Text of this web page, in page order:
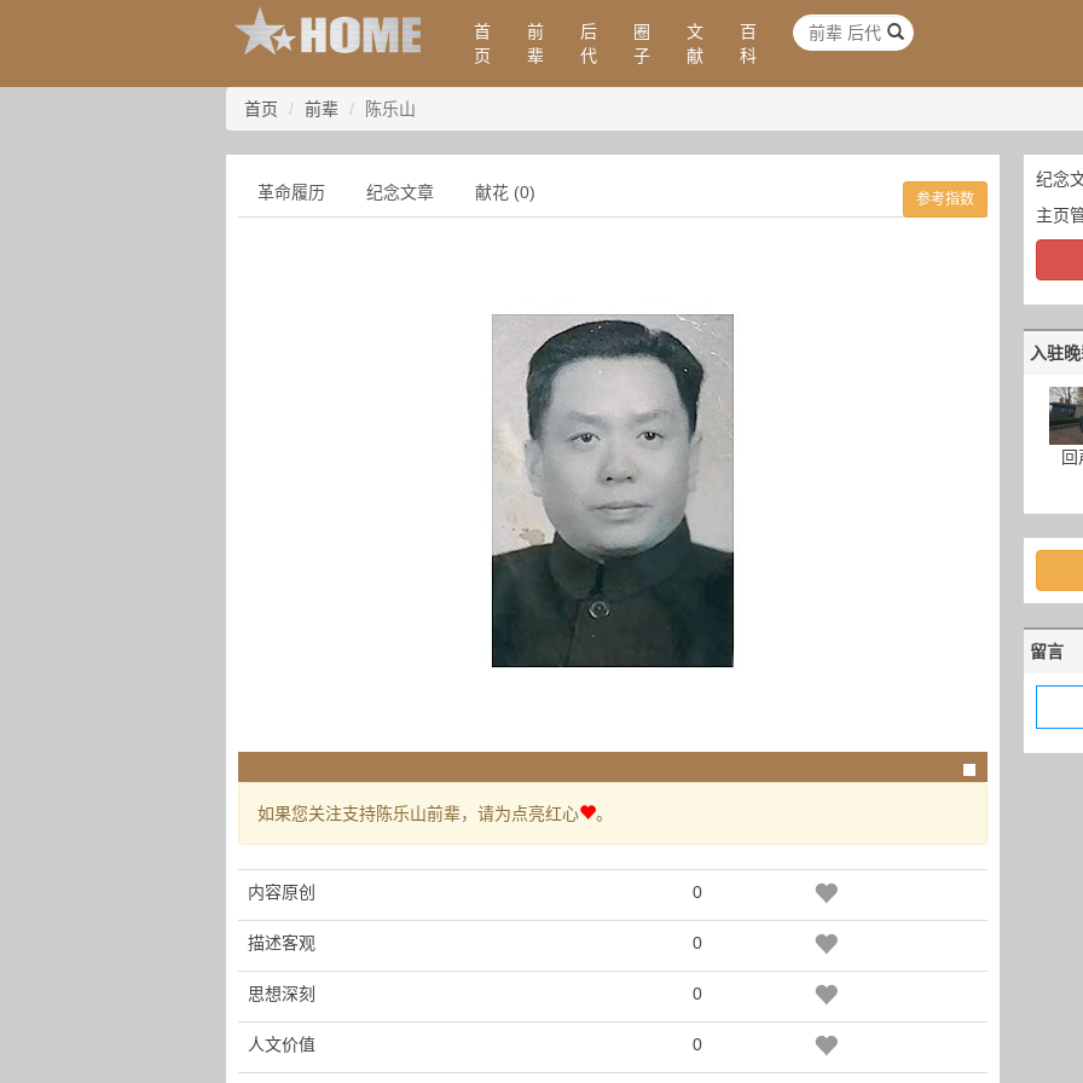
首
页
前
辈
后
代
圈
子
文
献
百
科
首页 前辈 陈乐山
革命履历 纪念文章 献花 (0) 参考指数
如果您关注支持陈乐山前辈，请为点亮红心 。
内容原创 0
描述客观 0
思想深刻 0
人文价值 0
纪念
主页
入驻
回
留言